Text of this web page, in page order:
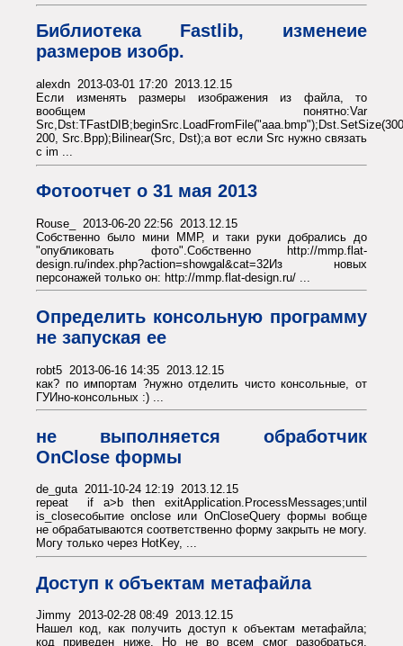
Библиотека Fastlib, изменеие
размеров изобр.
alexdn 2013-03-01 17:20 2013.12.15
Если изменять размеры изображения из файла, то
вообщем понятно:Var
200, Src.Bpp);Bilinear(Src, Dst);а вот если Src нужно связать
с im ...
Фотоотчет о 31 мая 2013
Rouse_ 2013-06-20 22:56 2013.12.15
Собственно было мини ММР, и таки руки добрались до
"опубликовать фото".Собственно http://mmp.flat-
design.ru/index.php?action=showgal&cat=32Из новых
персонажей только он: http://mmp.flat-design.ru/ ...
Определить консольную программу
не запуская ее
robt5 2013-06-16 14:35 2013.12.15
как? по импортам ?нужно отделить чисто консольные, от
ГУИно-консольных :) ...
не выполняется обработчик
OnClose формы
de_guta 2011-10-24 12:19 2013.12.15
repeat if a>b then exitApplication.ProcessMessages;until
is_closeсобытие onclose или OnCloseQuery формы вобще
не обрабатываются соответственно форму закрыть не могу.
Могу только через HotKey, ...
Доступ к объектам метафайла
Jimmy 2013-02-28 08:49 2013.12.15
Нашел код, как получить доступ к объектам метафайла;
код приведен ниже. Но не во всем смог разобраться.